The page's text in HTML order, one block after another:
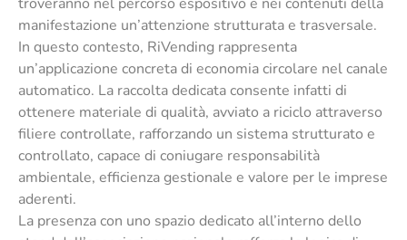
manifestazione un’attenzione strutturata e trasversale.
In questo contesto, RiVending rappresenta
un’applicazione concreta di economia circolare nel canale
automatico. La raccolta dedicata consente infatti di
ottenere materiale di qualità, avviato a riciclo attraverso
filiere controllate, rafforzando un sistema strutturato e
controllato, capace di coniugare responsabilità
ambientale, efficienza gestionale e valore per le imprese
aderenti.
La presenza con uno spazio dedicato all’interno dello